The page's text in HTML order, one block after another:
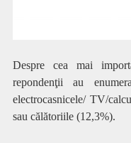
Despre cea mai
repondenţii au
electrocasnicele/ TV/
sau călătoriile (12,3%).